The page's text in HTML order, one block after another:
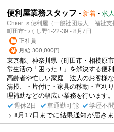
便利屋業務スタッフ - 新着 - 求
Cheer’ｓ便利屋（一般社団法人 福祉
町田市つくし野1-22-39 - 8月7日
正社員
月給 300,000円
東京都、神奈川県（町田市・相模原
常生活の「困った！」を解決する便
高齢者や忙しい家庭、法人のお客様
清掃、・片付け・家具の移動・草刈
理補助などの幅広い業務を行います。
週休2日
車通勤可能 学歴不問
8月17日までに結果通知が届き